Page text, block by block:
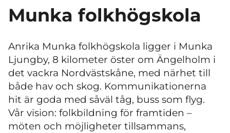
Munka folkhögskola
Anrika Munka folkhögskola ligger i Munka
Ljungby, 8 kilometer öster om Ängelholm i
det vackra Nordvästskåne, med närhet till
både hav och skog. Kommunikationerna
hit är goda med såväl tåg, buss som flyg.
Vår vision: folkbildning för framtiden –
möten och möjligheter tillsammans,